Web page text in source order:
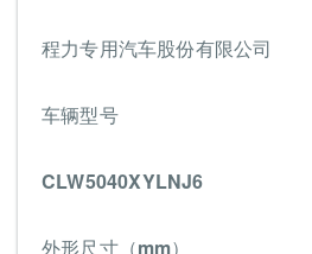
程力专用汽车股份有限公司
车辆型号
CLW5040XYLNJ6
外形尺寸（mm）